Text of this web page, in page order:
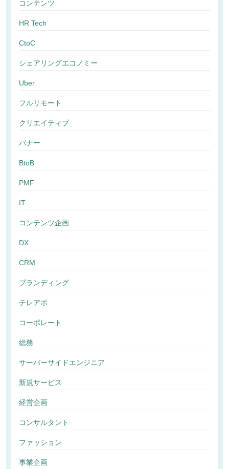
コンテンツ
HR Tech
CtoC
シェアリングエコノミー
Uber
フルリモート
クリエイティブ
バナー
BtoB
PMF
IT
コンテンツ企画
DX
CRM
ブランディング
テレアポ
コーポレート
総務
サーバーサイドエンジニア
新規サービス
経営企画
コンサルタント
ファッション
事業企画